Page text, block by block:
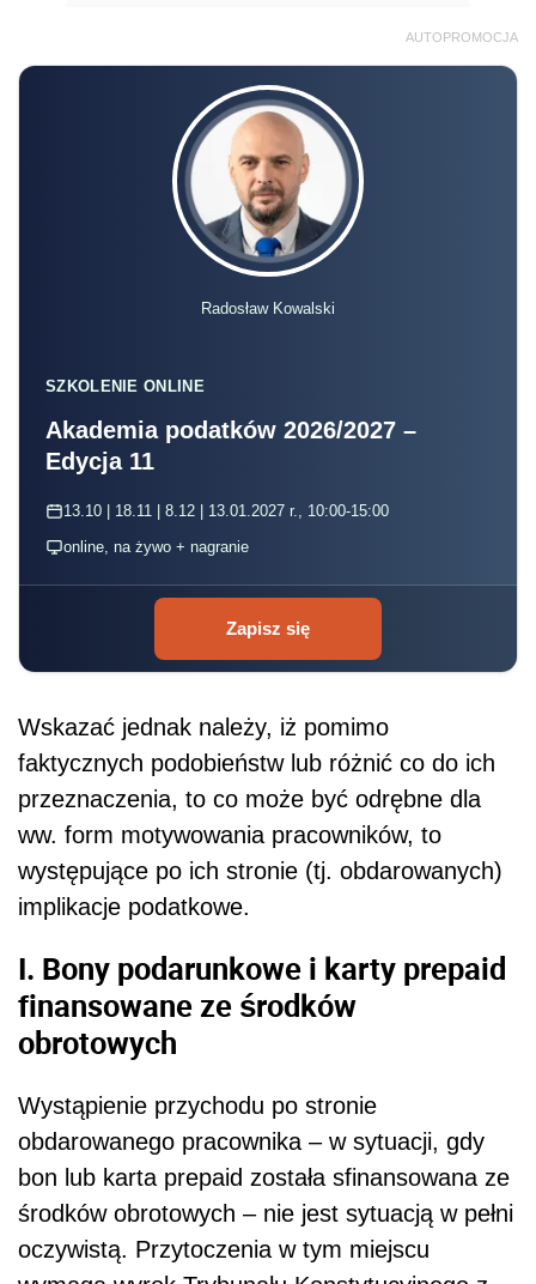
AUTOPROMOCJA
Radosław Kowalski
SZKOLENIE ONLINE
Akademia podatków 2026/2027 –
Edycja 11
13.10 | 18.11 | 8.12 | 13.01.2027 r., 10:00-15:00
online, na żywo + nagranie
Zapisz się
Wskazać jednak należy, iż pomimo
faktycznych podobieństw lub różnić co do ich
przeznaczenia, to co może być odrębne dla
ww. form motywowania pracowników, to
występujące po ich stronie (tj. obdarowanych)
implikacje podatkowe.
I. Bony podarunkowe i karty prepaid
finansowane ze środków
obrotowych
Wystąpienie przychodu po stronie
obdarowanego pracownika – w sytuacji, gdy
bon lub karta prepaid została sfinansowana ze
środków obrotowych – nie jest sytuacją w pełni
oczywistą. Przytoczenia w tym miejscu